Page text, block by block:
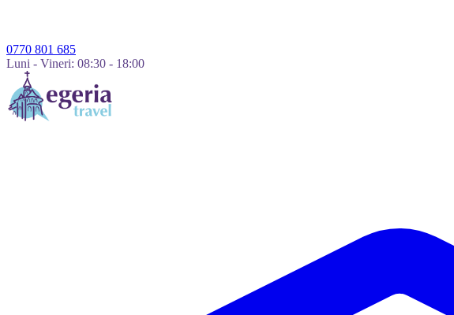
0770 801 685
Luni - Vineri: 08:30 - 18:00